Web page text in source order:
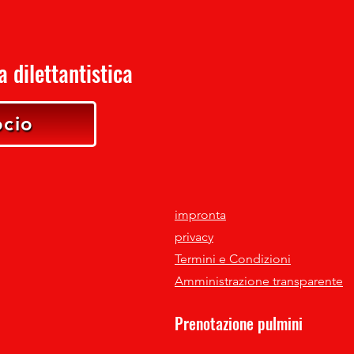
dilettantistica
impronta
privacy
Termini e Condizioni
Amministrazione transparente
Prenotazione pulmini